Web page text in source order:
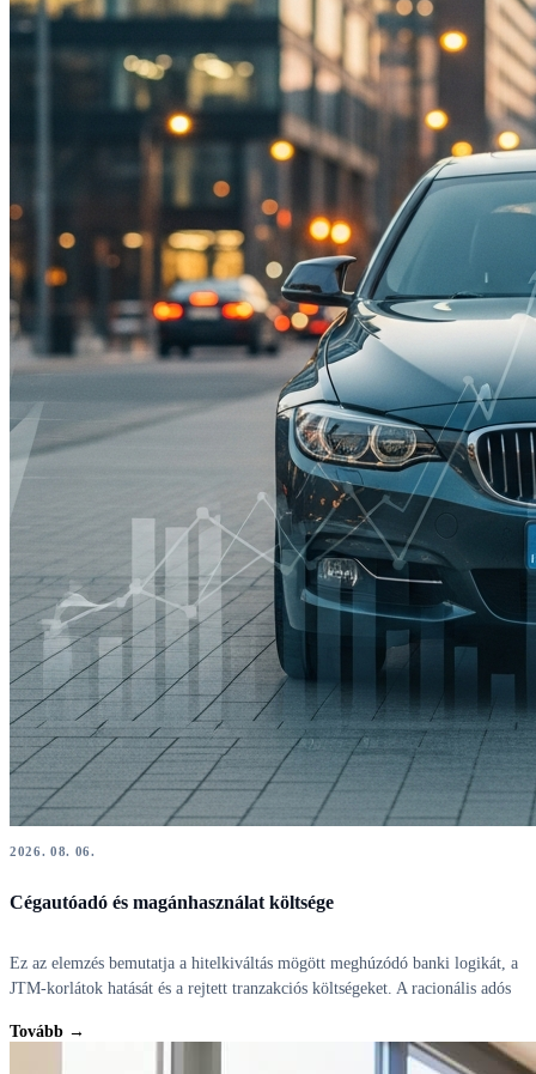
2026. 08. 06.
Cégautóadó és magánhasználat költsége
Ez az elemzés bemutatja a hitelkiváltás mögött meghúzódó banki logikát, a
JTM-korlátok hatását és a rejtett tranzakciós költségeket. A racionális adós
Tovább →